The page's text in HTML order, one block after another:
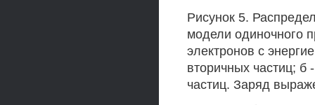
Рисунок 5.
модели одиночного
электронов с
вторичных частиц; б
частиц. Заряд